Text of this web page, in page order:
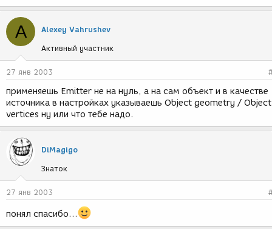
A Alexey Vahrushev
Активный участник
27 янв 2003
применяешь Emitter не на нуль, а на сам объект и в качестве
источника в настройках указываешь Object geometry / Object
vertices ну или что тебе надо.
DiMagigo
Знаток
27 янв 2003
понял спасибо...